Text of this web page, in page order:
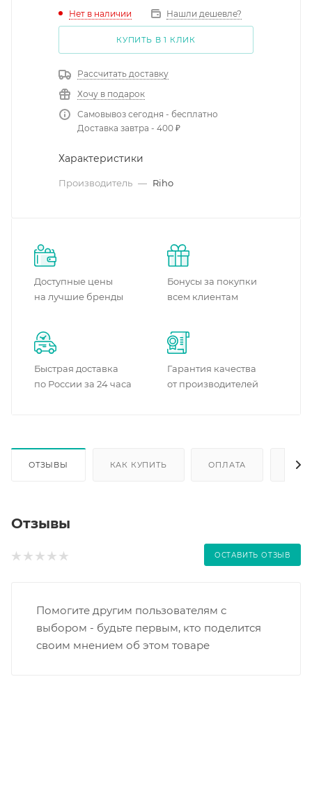
Нет в наличии Нашли дешевле?
КУПИТЬ В 1 КЛИК
Рассчитать доставку
Хочу в подарок
Самовывоз сегодня - бесплатно
Доставка завтра - 400 ₽
Характеристики
Производитель — Riho
Доступные цены
на лучшие бренды
Бонусы за покупки
всем клиентам
Быстрая доставка
по России за 24 часа
Гарантия качества
от производителей
ОТЗЫВЫ КАК КУПИТЬ ОПЛАТА
Отзывы
ОСТАВИТЬ ОТЗЫВ
Помогите другим пользователям с
выбором - будьте первым, кто поделится
своим мнением об этом товаре